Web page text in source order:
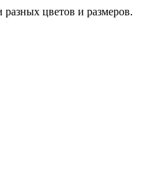
цветов и размеров.